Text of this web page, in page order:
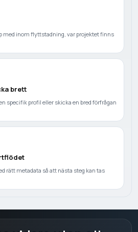
med inom flyttstadning, var projektet finns
brett
specifik profil eller skicka en bred förfrågan
rätt metadata så att nästa steg kan tas